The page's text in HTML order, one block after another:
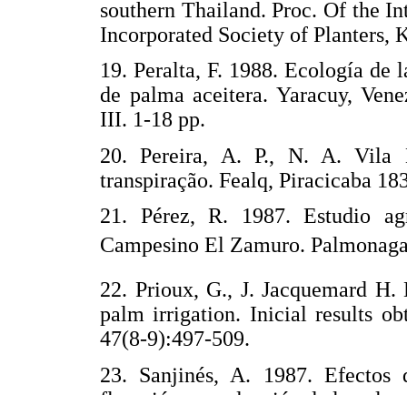
southern Thailand. Proc. Of the
Incorporated Society of Planters,
19. Peralta, F. 1988. Ecología de
de palma aceitera. Yaracuy,
III. 1-18 pp.
20. Pereira, A. P., N. A. Vila
transpiração. Fealq, Piracicaba
21. Pérez, R. 1987. Estudio
Campesino El Zamuro.
22. Prioux, G., J. Jacquemard
palm irrigation. Inicial results
47(8-9):497-509.
23. Sanjinés, A. 1987.